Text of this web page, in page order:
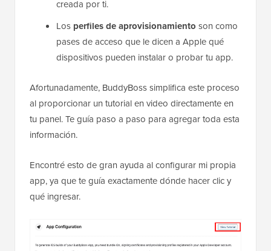
creada por ti.
Los perfiles de aprovisionamiento son como
pases de acceso que le dicen a Apple qué
dispositivos pueden instalar o probar tu app.
Afortunadamente, BuddyBoss simplifica este proceso
al proporcionar un tutorial en video directamente en
tu panel. Te guía paso a paso para agregar toda esta
información.
Encontré esto de gran ayuda al configurar mi propia
app, ya que te guía exactamente dónde hacer clic y
qué ingresar.